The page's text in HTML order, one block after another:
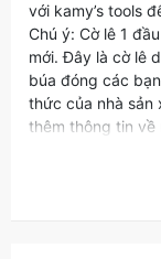
với kamy’s tools
Chú ý: Cờ lê 1
mới. Đây là cờ lê
búa đóng các
thức của nhà sản
thêm thông tin về
lê trên thị trường